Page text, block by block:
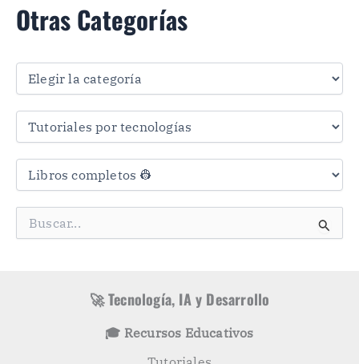
Otras Categorías
O
a
a
🚀 Tecnología, IA y Desarrollo
🎓 Recursos Educativos